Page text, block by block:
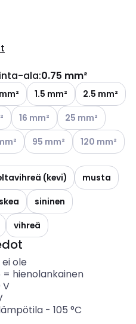
ala:0.75 mm²
1.5 mm²
2.5 mm²
olevat vaihtoehdotolevat vaihtoehdot
Katso käytettävissä olevat
16 mm² Katso
25 mm²
olevat vaihtoehdot
käytettävissä olevat
Katso käytettävissä
95 mm² Katso
120 mm²
(kevi)
musta
sininen
vihreä
ei ole
= hienolankainen
V
- 105 °C